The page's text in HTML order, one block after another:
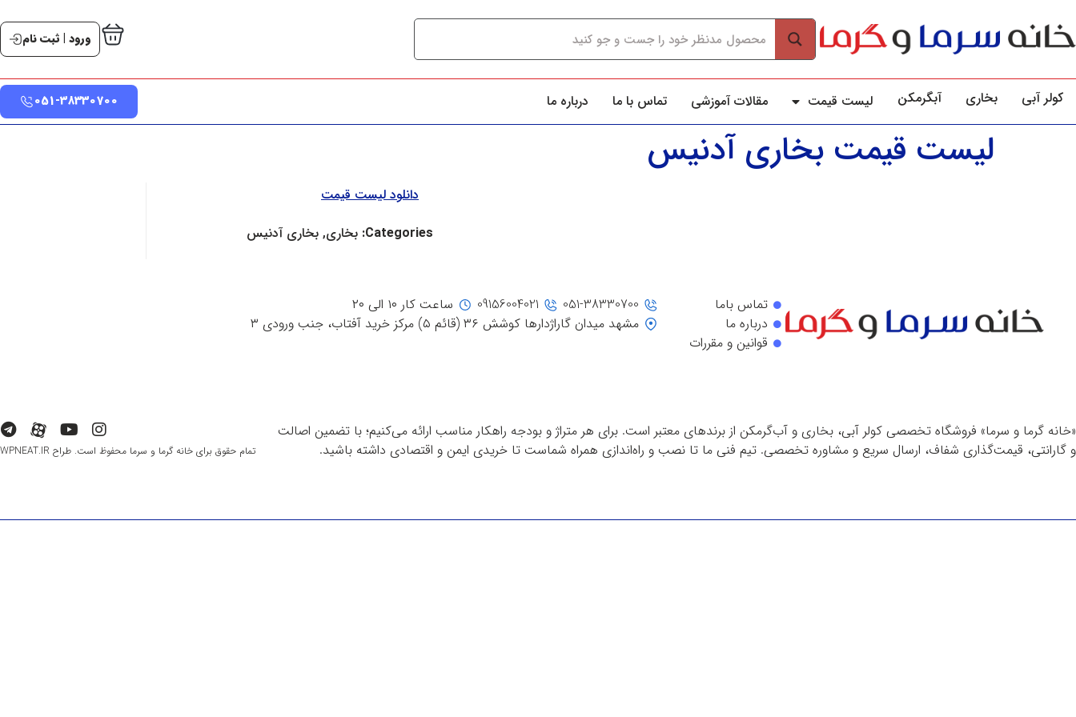
ورود | ثبت نام
کولر آبي بخاری آبگرمکن لیست قیمت مقالات آموزشی تماس با ما درباره ما 051-38330700
لیست قیمت بخاری آدنیس
دانلود لیست قیمت
Categories: بخاری, بخاری آدنیس
051-38330700
09156004021
ساعت کار ۱۰ الی ۲۰
مشهد میدان گاراژدارها کوشش ۳۶ (قائم ۵) مرکز خرید آفتاب، جنب ورودی ۳
تماس باما
درباره ما
قوانین و مقررات
«خانه گرما و سرما» فروشگاه تخصصی کولر آبی، بخاری و آب‌گرمکن از برندهای معتبر است. برای هر متراژ و بودجه راهکار مناسب ارائه می‌کنیم؛ با تضمین اصالت
و گارانتی، قیمت‌گذاری شفاف، ارسال سریع و مشاوره تخصصی. تیم فنی ما تا نصب و راه‌اندازی همراه شماست تا خریدی ایمن و اقتصادی داشته باشید.
تمام حقوق برای خانه گرما و سرما محفوظ است. طراح WPNEAT.IR